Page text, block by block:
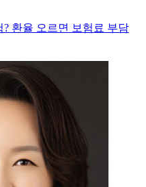
환율 오르면 보험료 부담